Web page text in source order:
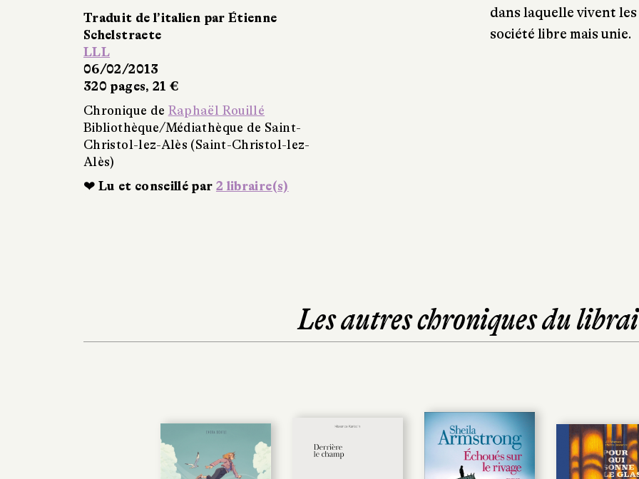
Traduit de l’italien par Étienne
Schelstraete
LLL
06/02/2013
320 pages, 21 €
Chronique de Raphaël Rouillé
Bibliothèque/Médiathèque de Saint-
Christol-lez-Alès (Saint-Christol-lez-
Alès)
❤ Lu et conseillé par 2 libraire(s)
dans laquelle vivent
société libre mais unie.
Les autres chroniques du